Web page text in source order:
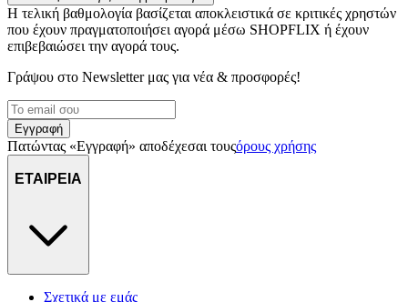
Η τελική βαθμολογία βασίζεται αποκλειστικά σε κριτικές χρηστών
που έχουν πραγματοποιήσει αγορά μέσω SHOPFLIX ή έχουν
επιβεβαιώσει την αγορά τους.
Γράψου στο Νewsletter μας για νέα & προσφορές!
Εγγραφή
Πατώντας «Εγγραφή» αποδέχεσαι τουςόρους χρήσης
ΕΤΑΙΡΕΙΑ
Σχετικά με εμάς